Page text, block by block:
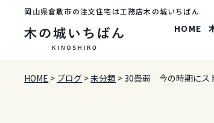
岡山県倉敷市の注文住宅は工務店木の城いちばん
HOME
HOME > ブログ >未分類 >30畳弱 今の時期にス